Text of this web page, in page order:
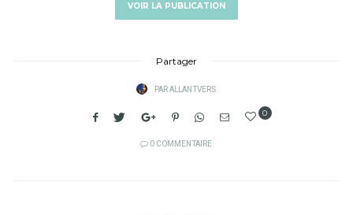
VOIR LA PUBLICATION
Partager
PARALLANTVERS
0
0 COMMENTAIRE